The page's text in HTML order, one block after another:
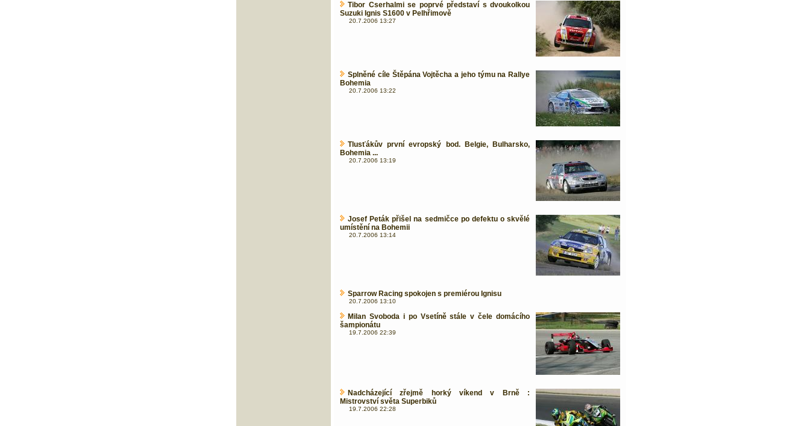
Tibor Cserhalmi se poprvé představí s dvoukolkou
Suzuki Ignis S1600 v Pelhřimově
20.7.2006 13:27
Splněné cíle Štěpána Vojtěcha a jeho týmu na Rallye
Bohemia
20.7.2006 13:22
Tlusťákův první evropský bod. Belgie, Bulharsko,
Bohemia ...
20.7.2006 13:19
Josef Peták přišel na sedmičce po defektu o skvělé
umístění na Bohemii
20.7.2006 13:14
Sparrow Racing spokojen s premiérou Ignisu
20.7.2006 13:10
Milan Svoboda i po Vsetíně stále v čele domácího
šampionátu
19.7.2006 22:39
Nadcházející zřejmě horký víkend v Brně :
Mistrovství světa Superbiků
19.7.2006 22:28